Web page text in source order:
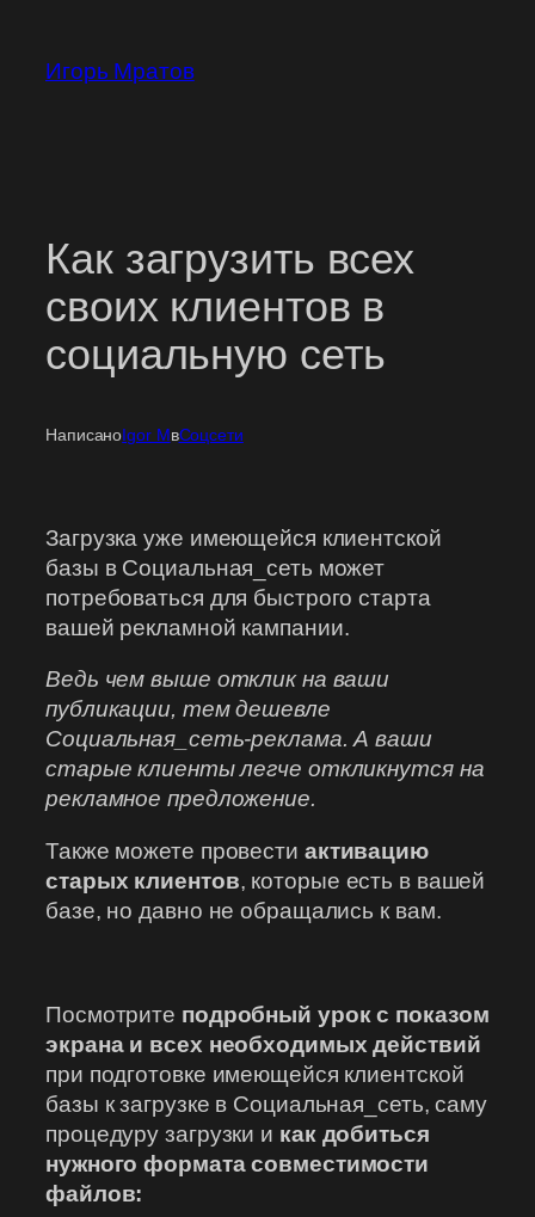
содержимому
Игорь Мратов
Как загрузить всех
своих клиентов в
социальную сеть
НаписаноIgor MвСоцсети
Загрузка уже имеющейся клиентской
базы в Социальная_сеть может
потребоваться для быстрого старта
вашей рекламной кампании.
Ведь чем выше отклик на ваши
публикации, тем дешевле
Социальная_сеть-реклама. А ваши
старые клиенты легче откликнутся на
рекламное предложение.
Также можете провести активацию
старых клиентов, которые есть в вашей
базе, но давно не обращались к вам.
Посмотрите подробный урок с показом
экрана и всех необходимых действий
при подготовке имеющейся клиентской
базы к загрузке в Социальная_сеть, саму
процедуру загрузки и как добиться
нужного формата совместимости
файлов: